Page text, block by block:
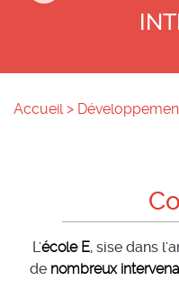
Accueil>
L'école E, sise dans
de nombreux